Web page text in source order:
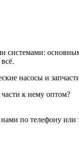
системами:
насосы и
к нему оптом?
по телефону